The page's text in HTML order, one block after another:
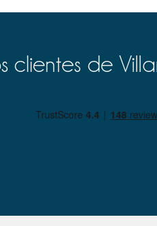
clientes de